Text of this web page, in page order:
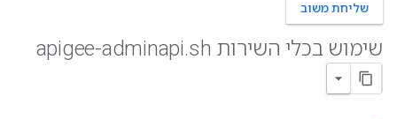
שליחת משוב
שימוש בכלי השירות apigee-adminapi .sh